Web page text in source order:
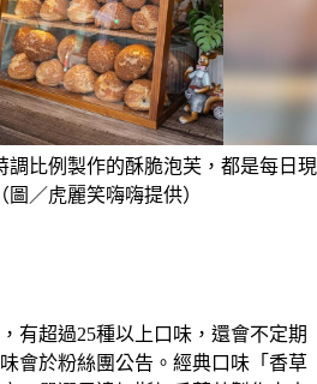
調比例製作的酥脆泡芙，都是每日
（圖／虎麗笑嗨嗨提供）
有超過25種以上口味，還會不定期
會於粉絲團公告。經典口味「香草